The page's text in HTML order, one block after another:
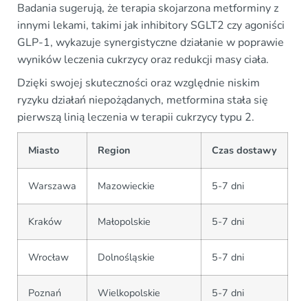
Badania sugerują, że terapia skojarzona metforminy z
innymi lekami, takimi jak inhibitory SGLT2 czy agoniści
GLP-1, wykazuje synergistyczne działanie w poprawie
wyników leczenia cukrzycy oraz redukcji masy ciała.
Dzięki swojej skuteczności oraz względnie niskim
ryzyku działań niepożądanych, metformina stała się
pierwszą linią leczenia w terapii cukrzycy typu 2.
Miasto Region Czas dostawy
Warszawa Mazowieckie 5-7 dni
Kraków Małopolskie 5-7 dni
Wrocław Dolnośląskie 5-7 dni
Poznań Wielkopolskie 5-7 dni